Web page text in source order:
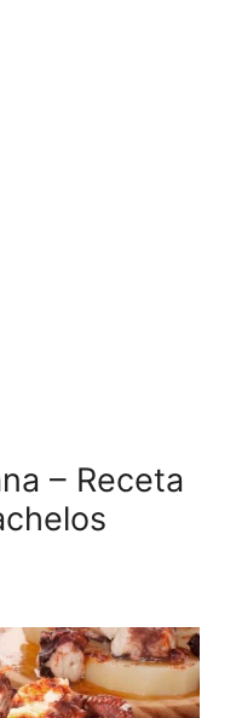
– Receta